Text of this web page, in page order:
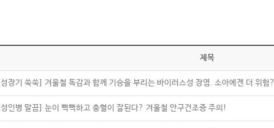
제목
[성장기 쑥쑥] 겨울철 독감과 함께 기승을 부리는 바이러스성 장염. 소아에겐 더 위험?
[성인병 말끔] 눈이 뻑뻑하고 충혈이 잘된다? 겨울철 안구건조증 주의!